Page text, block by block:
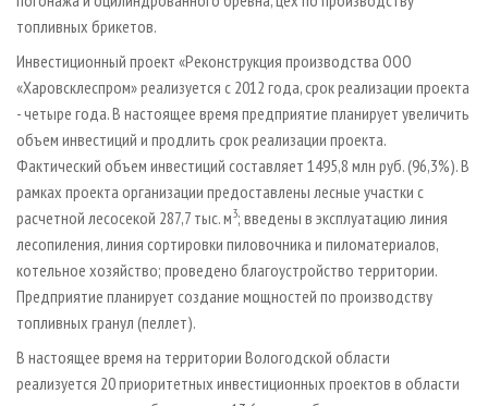
топливных брикетов.
Инвестиционный проект «Реконструкция производства ООО
«Харовсклеспром» реализуется с 2012 года, срок реализации проекта
- четыре года. В настоящее время предприятие планирует увеличить
объем инвестиций и продлить срок реализации проекта.
Фактический объем инвестиций составляет 1495,8 млн руб. (96,3%). В
рамках проекта организации предоставлены лесные участки с
расчетной лесосекой 287,7 тыс. м3; введены в эксплуатацию линия
лесопиления, линия сортировки пиловочника и пиломатериалов,
котельное хозяйство; проведено благоустройство территории.
Предприятие планирует создание мощностей по производству
топливных гранул (пеллет).
В настоящее время на территории Вологодской области
реализуется 20 приоритетных инвестиционных проектов в области